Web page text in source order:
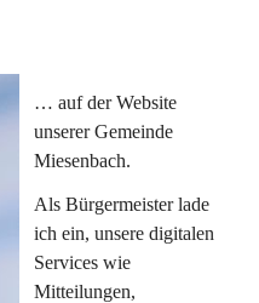
… auf der Website
unserer Gemeinde
Miesenbach.
Als Bürgermeister lade
ich ein, unsere digitalen
Services wie
Mitteilungen,